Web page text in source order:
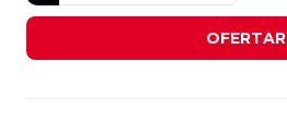
OFERTAR